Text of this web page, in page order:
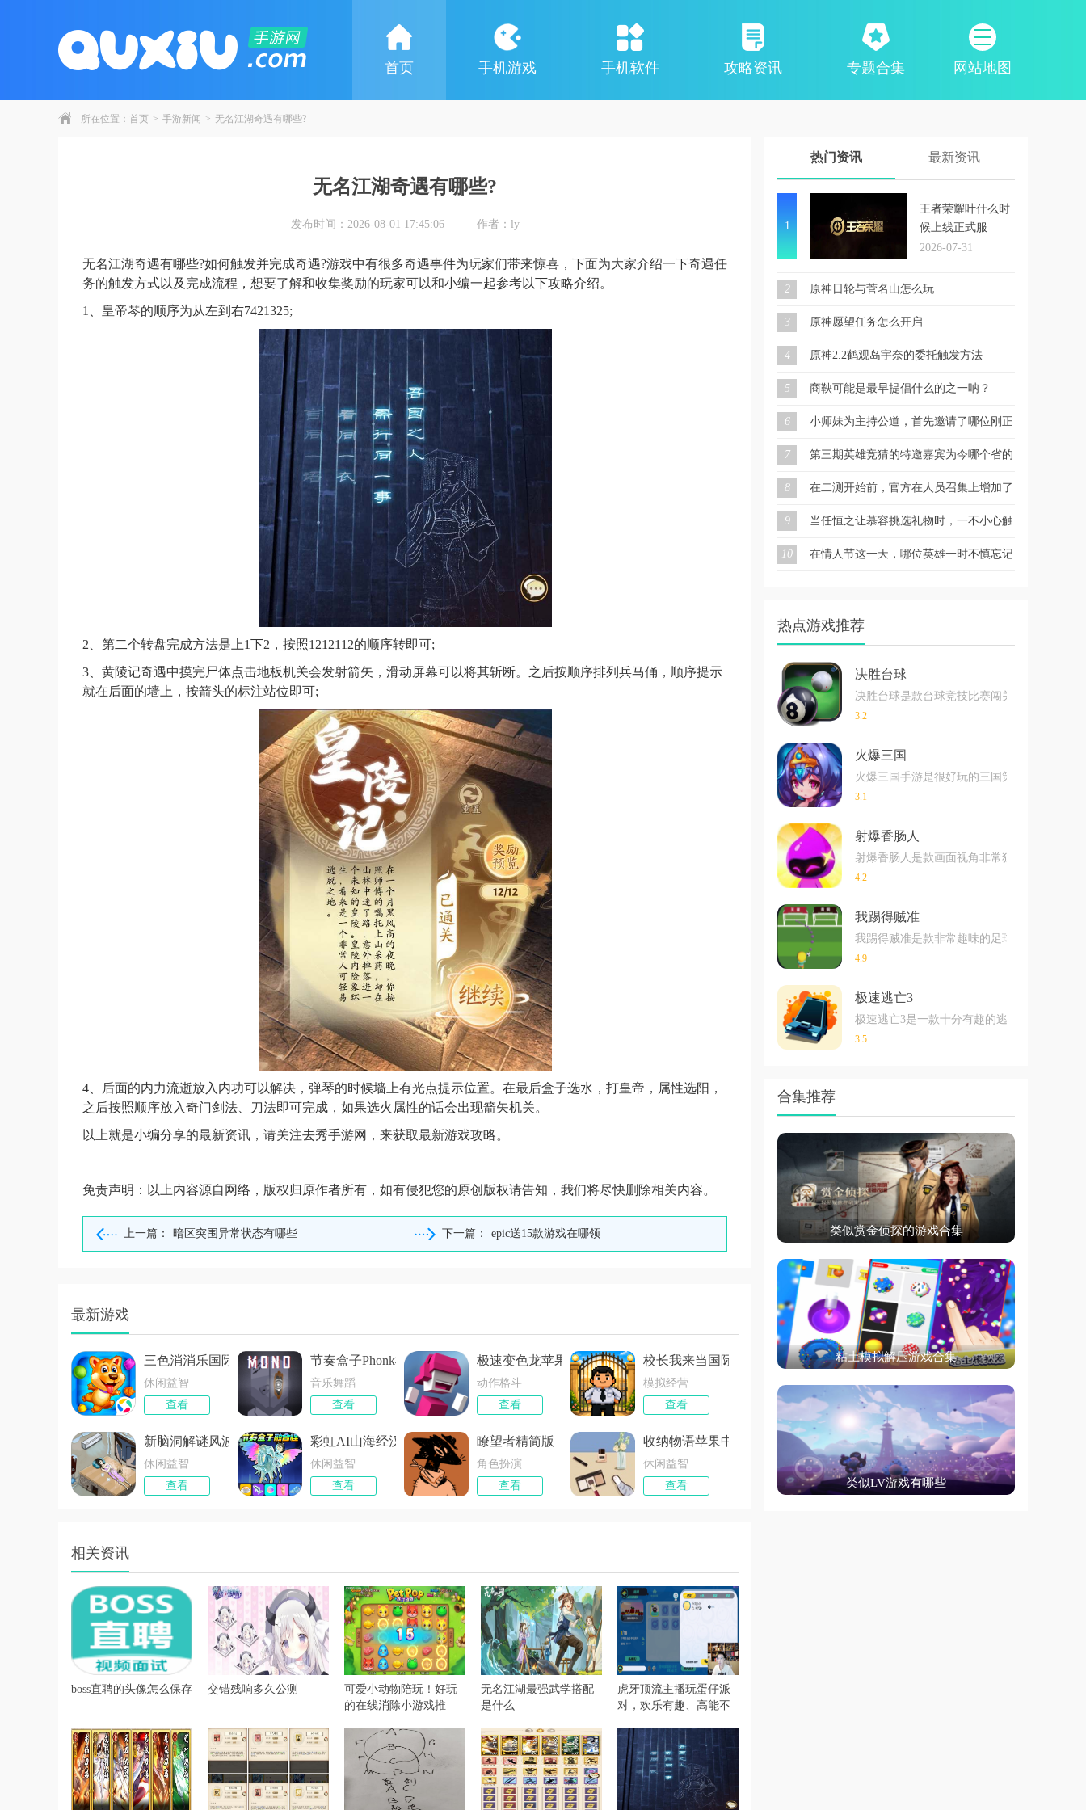
网站地图
首页 手机游戏 手机软件 攻略资讯 专题合集
所在位置： 首页 > 手游新闻 > 无名江湖奇遇有哪些?
无名江湖奇遇有哪些?
发布时间：2026-08-01 17:45:06 作者：ly
无名江湖奇遇有哪些?如何触发并完成奇遇?游戏中有很多奇遇事件为玩家们带来惊喜，下面为大家介绍一下奇遇任
务的触发方式以及完成流程，想要了解和收集奖励的玩家可以和小编一起参考以下攻略介绍。
1、皇帝琴的顺序为从左到右7421325;
2、第二个转盘完成方法是上1下2，按照1212112的顺序转即可;
3、黄陵记奇遇中摸完尸体点击地板机关会发射箭矢，滑动屏幕可以将其斩断。之后按顺序排列兵马俑，顺序提示
就在后面的墙上，按箭头的标注站位即可;
4、后面的内力流逝放入内功可以解决，弹琴的时候墙上有光点提示位置。在最后盒子选水，打皇帝，属性选阳，
之后按照顺序放入奇门剑法、刀法即可完成，如果选火属性的话会出现箭矢机关。
以上就是小编分享的最新资讯，请关注去秀手游网，来获取最新游戏攻略。
免责声明：以上内容源自网络，版权归原作者所有，如有侵犯您的原创版权请告知，我们将尽快删除相关内容。
上一篇： 暗区突围异常状态有哪些 下一篇： epic送15款游戏在哪领
最新游戏
三色消消乐国际版
休闲益智
查看
节奏盒子Phonk模组整合包高画质版
音乐舞蹈
查看
极速变色龙苹果最新版
动作格斗
查看
校长我来当国际版
模拟经营
查看
新脑洞解谜风波精简版
休闲益智
查看
彩虹AI山海经汉化版
休闲益智
查看
瞭望者精简版
角色扮演
查看
收纳物语苹果中文版
休闲益智
查看
相关资讯
boss直聘的头像怎么保存 交错残响多久公测
可爱小动物陪玩！好玩
的在线消除小游戏推
无名江湖最强武学搭配
是什么
虎牙顶流主播玩蛋仔派
对，欢乐有趣、高能不
热门资讯 最新资讯
1
王者荣耀叶什么时
候上线正式服
2026-07-31
2 原神日轮与菅名山怎么玩
3 原神愿望任务怎么开启
4 原神2.2鹤观岛宇奈的委托触发方法
5 商鞅可能是最早提倡什么的之一呐？
6 小师妹为主持公道，首先邀请了哪位刚正不阿的英雄来
7 第三期英雄竞猜的特邀嘉宾为今哪个省的人？
8 在二测开始前，官方在人员召集上增加了周边玩家名
9 当任恒之让慕容挑选礼物时，一不小心触发了什么技能
10 在情人节这一天，哪位英雄一时不慎忘记了这个重要的
热点游戏推荐
决胜台球
决胜台球是款台球竞技比赛闯关游戏，游戏
3.2
火爆三国
火爆三国手游是很好玩的三国策略战争手游
3.1
射爆香肠人
射爆香肠人是款画面视角非常独特的休闲闯
4.2
我踢得贼准
我踢得贼准是款非常趣味的足球射门闯关小
4.9
极速逃亡3
极速逃亡3是一款十分有趣的逃脱类游戏，在
3.5
合集推荐
类似赏金侦探的游戏合集
粘土模拟解压游戏合集
类似LV游戏有哪些